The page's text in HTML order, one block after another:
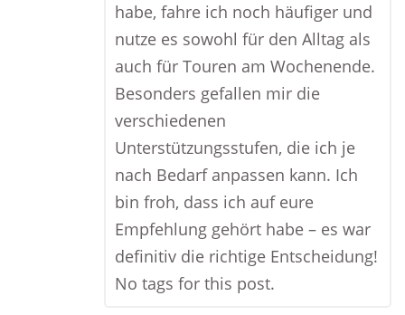
habe, fahre ich noch häufiger und
nutze es sowohl für den Alltag als
auch für Touren am Wochenende.
Besonders gefallen mir die
verschiedenen
Unterstützungsstufen, die ich je
nach Bedarf anpassen kann. Ich
bin froh, dass ich auf eure
Empfehlung gehört habe – es war
definitiv die richtige Entscheidung!
No tags for this post.